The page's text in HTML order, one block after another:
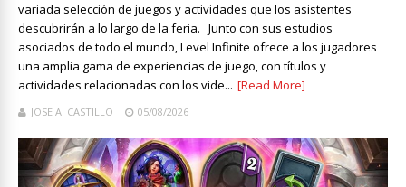
variada selección de juegos y actividades que los asistentes
descubrirán a lo largo de la feria. Junto con sus estudios
asociados de todo el mundo, Level Infinite ofrece a los jugadores
una amplia gama de experiencias de juego, con títulos y
actividades relacionadas con los vide... [Read More]
JOSE A. CASTILLO 05/08/2026